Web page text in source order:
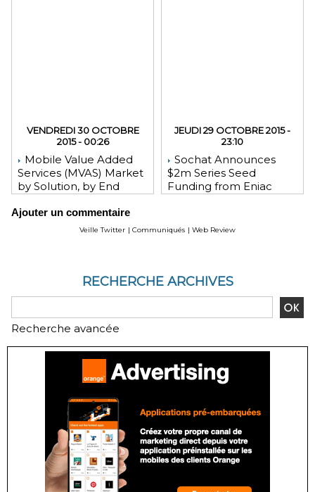
VENDREDI 30 OCTOBRE
2015 - 00:26
Mobile Value Added
Services (MVAS) Market
by Solution, by End
Geography - Global
Forecast and Analysis to
JEUDI 29 OCTOBRE 2015 -
23:10
Sochat Announces
$2m Series Seed
Funding from Eniac
Zhang
Ajouter un commentaire
Veille Twitter | Communiqués | Web Review
RECHERCHE ARCHIVES
Recherche avancée